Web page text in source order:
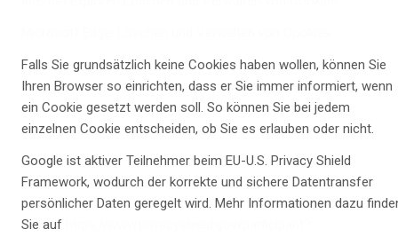
Falls Sie grundsätzlich keine Cookies haben wollen, können Sie
Ihren Browser so einrichten, dass er Sie immer informiert, wenn
ein Cookie gesetzt werden soll. So können Sie bei jedem
einzelnen Cookie entscheiden, ob Sie es erlauben oder nicht.
Google ist aktiver Teilnehmer beim EU-U.S. Privacy Shield
Framework, wodurch der korrekte und sichere Datentransfer
persönlicher Daten geregelt wird. Mehr Informationen dazu
Sie auf